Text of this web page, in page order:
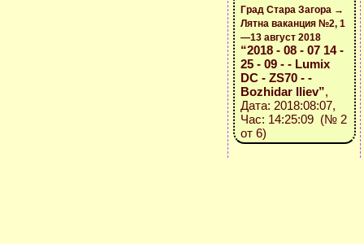
Град Стара Загора →
Лятна ваканция №2, 1
—13 август 2018
“2018 - 08 - 07 14 -
25 - 09 - - Lumix
DC - ZS70 - -
Bozhidar Iliev”,
Дата: 2018:08:07,
Час: 14:25:09 (№ 2
от 6)